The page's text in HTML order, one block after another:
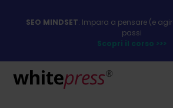
SEO MINDSET: Impara a pensare (e
passi
Scopri il corso >>>